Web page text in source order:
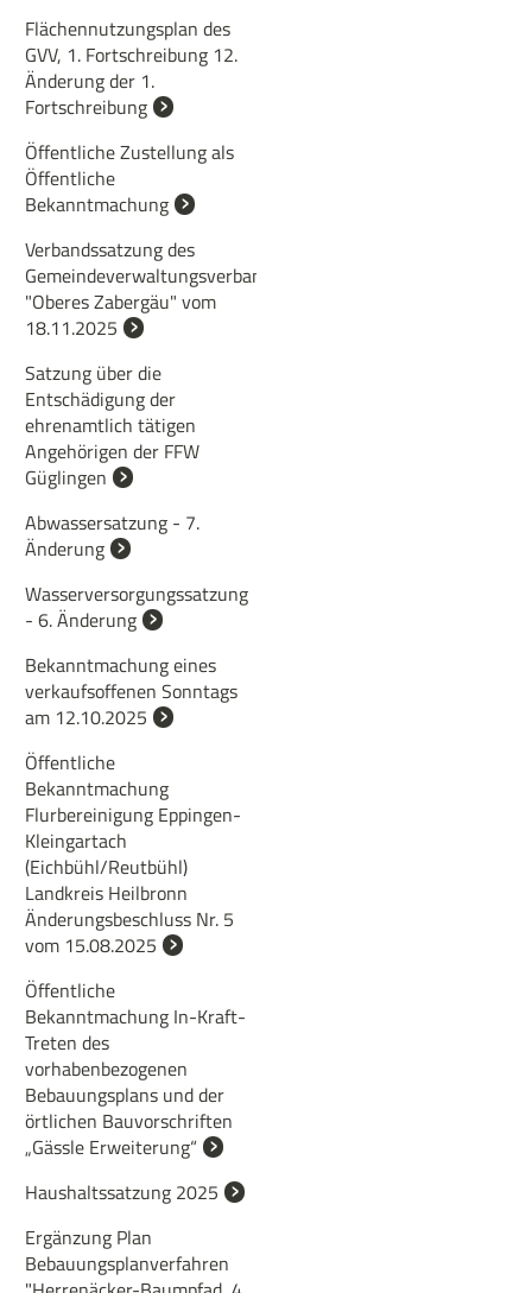
Flächennutzungsplan des
GVV, 1. Fortschreibung 12.
Änderung der 1.
Fortschreibung
Öffentliche Zustellung als
Öffentliche
Bekanntmachung
Verbandssatzung des
Gemeindeverwaltungsverbandes
"Oberes Zabergäu" vom
18.11.2025
Satzung über die
Entschädigung der
ehrenamtlich tätigen
Angehörigen der FFW
Güglingen
Abwassersatzung - 7.
Änderung
Wasserversorgungssatzung
- 6. Änderung
Bekanntmachung eines
verkaufsoffenen Sonntags
am 12.10.2025
Öffentliche
Bekanntmachung
Flurbereinigung Eppingen-
Kleingartach
(Eichbühl/Reutbühl)
Landkreis Heilbronn
Änderungsbeschluss Nr. 5
vom 15.08.2025
Öffentliche
Bekanntmachung In-Kraft-
Treten des
vorhabenbezogenen
Bebauungsplans und der
örtlichen Bauvorschriften
„Gässle Erweiterung“
Haushaltssatzung 2025
Ergänzung Plan
Bebauungsplanverfahren